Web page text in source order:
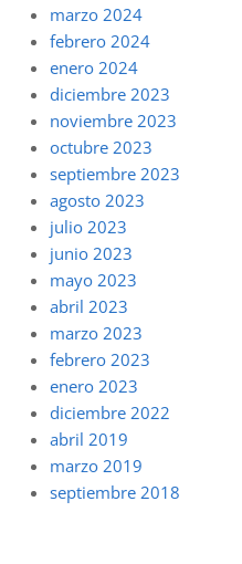
marzo 2024
febrero 2024
enero 2024
diciembre 2023
noviembre 2023
octubre 2023
septiembre 2023
agosto 2023
julio 2023
junio 2023
mayo 2023
abril 2023
marzo 2023
febrero 2023
enero 2023
diciembre 2022
abril 2019
marzo 2019
septiembre 2018